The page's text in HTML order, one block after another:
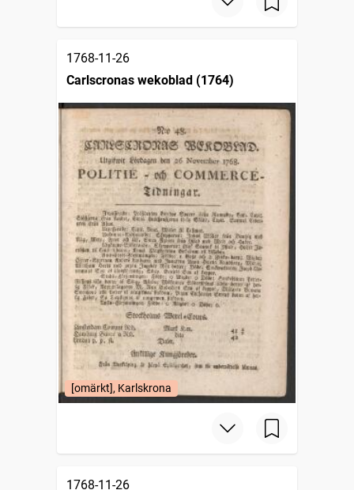
1768-11-26
Carlscronas wekoblad (1764)
[omärkt], Karlskrona
1768-11-26